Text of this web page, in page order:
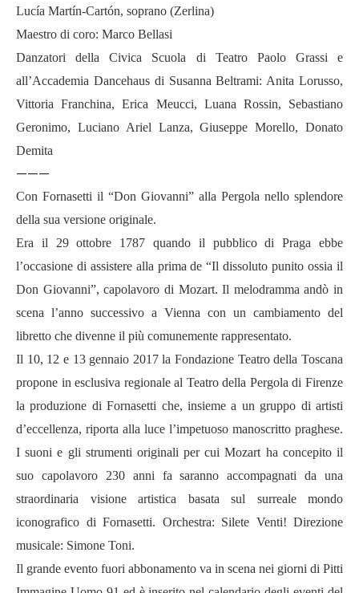
Lucía Martín-Cartón, soprano (Zerlina)
Maestro di coro: Marco Bellasi
Danzatori della Civica Scuola di Teatro Paolo Grassi e
all’Accademia Dancehaus di Susanna Beltrami: Anita Lorusso,
Vittoria Franchina, Erica Meucci, Luana Rossin, Sebastiano
Geronimo, Luciano Ariel Lanza, Giuseppe Morello, Donato
Demita
———
Con Fornasetti il “Don Giovanni” alla Pergola nello splendore
della sua versione originale.
Era il 29 ottobre 1787 quando il pubblico di Praga ebbe
l’occasione di assistere alla prima de “Il dissoluto punito ossia il
Don Giovanni”, capolavoro di Mozart. Il melodramma andò in
scena l’anno successivo a Vienna con un cambiamento del
libretto che divenne il più comunemente rappresentato.
Il 10, 12 e 13 gennaio 2017 la Fondazione Teatro della Toscana
propone in esclusiva regionale al Teatro della Pergola di Firenze
la produzione di Fornasetti che, insieme a un gruppo di artisti
d’eccellenza, riporta alla luce l’impetuoso manoscritto praghese.
I suoni e gli strumenti originali per cui Mozart ha concepito il
suo capolavoro 230 anni fa saranno accompagnati da una
straordinaria visione artistica basata sul surreale mondo
iconografico di Fornasetti. Orchestra: Silete Venti! Direzione
musicale: Simone Toni.
Il grande evento fuori abbonamento va in scena nei giorni di Pitti